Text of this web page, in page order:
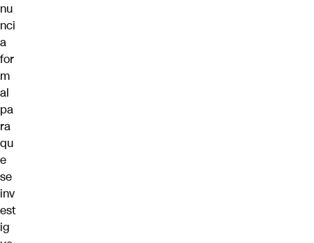
nu
nci
a
for
m
al
pa
ra
qu
e
se
inv
est
ig